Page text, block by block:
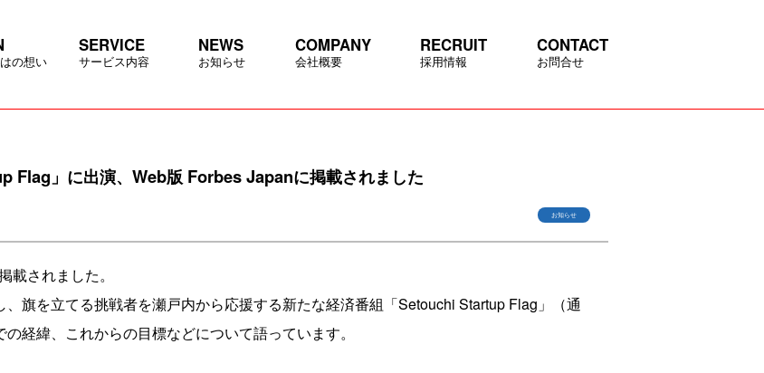
の想い
SERVICE
サービス内容
NEWS
お知らせ
COMPANY
会社概要
RECRUIT
採用情報
CONTACT
お問合せ
Flag」に出演、Web版 Forbes Japanに掲載されました
お知らせ
されました。
旗を立てる挑戦者を瀬戸内から応援する新たな経済番組「Setouchi Startup Flag」（通
経緯、これからの目標などについて語っています。